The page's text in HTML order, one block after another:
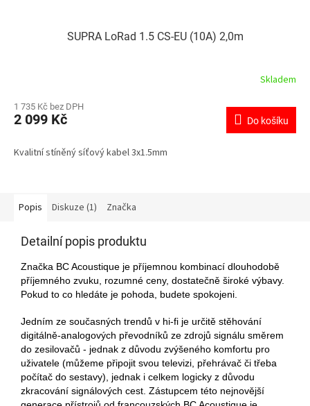
SUPRA LoRad 1.5 CS-EU (10A) 2,0m
Skladem
1 735 Kč bez DPH
2 099 Kč Do košíku
Kvalitní stíněný síťový kabel 3x1.5mm
Popis Diskuze (1) Značka
Detailní popis produktu
Značka BC Acoustique je příjemnou kombinací dlouhodobě
příjemného zvuku, rozumné ceny, dostatečně široké výbavy.
Pokud to co hledáte je pohoda, budete spokojeni.
Jedním ze současných trendů v hi-fi je určitě stěhování
digitálně-analogových převodníků ze zdrojů signálu směrem
do zesilovačů - jednak z důvodu zvýšeného komfortu pro
uživatele (můžeme připojit svou televizi, přehrávač či třeba
počítač do sestavy), jednak i celkem logicky z důvodu
zkracování signálových cest. Zástupcem této nejnovější